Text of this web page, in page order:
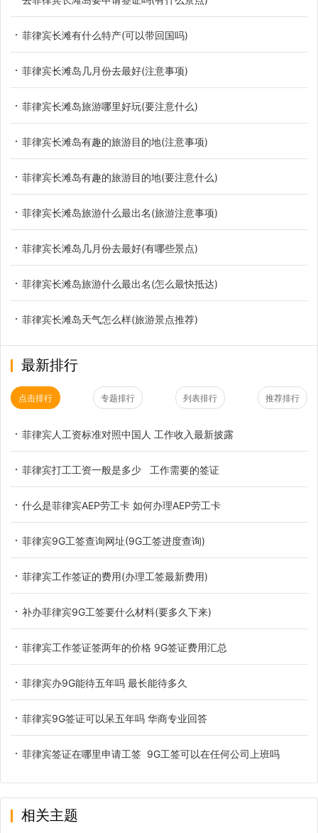
菲律宾长滩有什么特产(可以带回国吗)
菲律宾长滩岛几月份去最好(注意事项)
菲律宾长滩岛旅游哪里好玩(要注意什么)
菲律宾长滩岛有趣的旅游目的地(注意事项)
菲律宾长滩岛有趣的旅游目的地(要注意什么)
菲律宾长滩岛旅游什么最出名(旅游注意事项)
菲律宾长滩岛几月份去最好(有哪些景点)
菲律宾长滩岛旅游什么最出名(怎么最快抵达)
菲律宾长滩岛天气怎么样(旅游景点推荐)
最新排行
点击排行 专题排行 列表排行 推荐排行
菲律宾人工资标准对照中国人 工作收入最新披露
菲律宾打工工资一般是多少 工作需要的签证
什么是菲律宾AEP劳工卡 如何办理AEP劳工卡
菲律宾9G工签查询网址(9G工签进度查询)
菲律宾工作签证的费用(办理工签最新费用)
补办菲律宾9G工签要什么材料(要多久下来)
菲律宾工作签证签两年的价格 9G签证费用汇总
菲律宾办9G能待五年吗 最长能待多久
菲律宾9G签证可以呆五年吗 华商专业回答
菲律宾签证在哪里申请工签 9G工签可以在任何公司上班吗
相关主题